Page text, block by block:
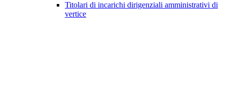
Titolari di incarichi dirigenziali amministrativi di
vertice